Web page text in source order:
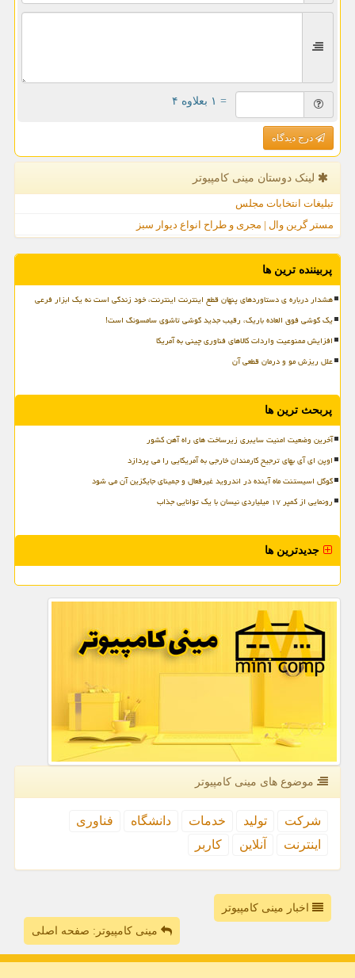
= ۱ بعلاوه ۴
درج دیدگاه
لینک دوستان مینی كامپیوتر
تبلیغات انتخابات مجلس
مستر گرین وال | مجری و طراح انواع دیوار سبز
پربیننده ترین ها
هشدار درباره ی دستاوردهای پنهان قطع اینترنت اینترنت، خود زندگی است نه یک ابزار فرعی
یک گوشی فوق العاده باریک، رقیب جدید گوشی تاشوی سامسونگ است!
افزایش ممنوعیت واردات کالاهای فناوری چینی به آمریکا
علل ریزش مو و درمان قطعی آن
پربحث ترین ها
آخرین وضعیت امنیت سایبری زیرساخت های راه آهن کشور
اوپن ای آی بهای ترجیح کارمندان خارجی به آمریکایی را می پردازد
گوگل اسیستنت ماه آینده در اندروید غیرفعال و جمینای جایگزین آن می شود
رونمایی از کمپر ۱۷ میلیاردی نیسان با یک توانایی جذاب
جدیدترین ها
موضوع های مینی كامپیوتر
شركت تولید خدمات دانشگاه
فناوری
اینترنت
آنلاین كاربر
اخبار مینی کامپیوتر
مینی کامپیوتر: صفحه اصلی